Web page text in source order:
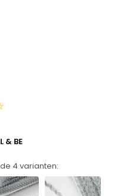
& BE
4 varianten: